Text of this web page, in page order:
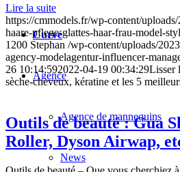
Curvé
Agence
Agence de mannequins
News
Lire la suite
https://cmmodels.fr/wp-content/
haare-pflege-glattes-haar-frau-model-
1200 Stephan /wp-content/uploads/
agency-modelagentur-influencer-
26 10:14:592022-04-19 00:34:29Lisser
sèche-cheveux, kératine et les 5
Outils de beauté : Gua
Roller, Dyson Airwap,